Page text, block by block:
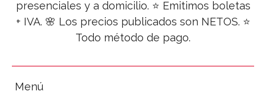
presenciales y a domicilio. ⭐ Emitimos boletas
+ IVA. 🌸 Los precios publicados son NETOS. ⭐
Todo método de pago.
Menú